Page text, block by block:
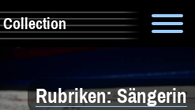
Rubriken: Sängerin